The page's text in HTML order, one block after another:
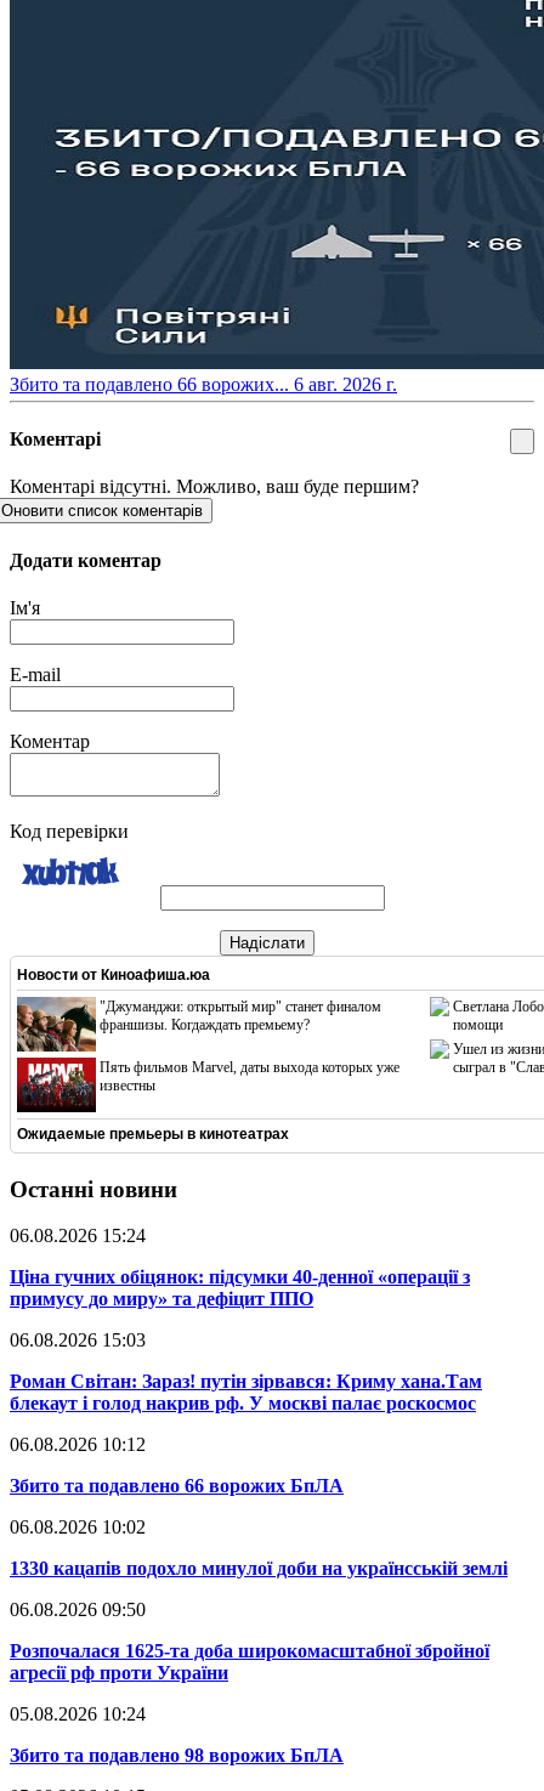
​Збито та подавлено 66 ворожих... 6 авг. 2026 г.
Коментарі
Коментарі відсутні. Можливо, ваш буде першим?
Оновити список коментарів
Додати коментар
Ім'я
E-mail
Коментар
Код перевірки
Надіслати
Новости от Киноафиша.юа
"Джуманджи: открытый мир" станет финалом
франшизы. Когдаждать премьему?
Пять фильмов Marvel, даты выхода которых уже
известны
Светлана
помощи
Ушел из жизни
сыграл в
Ожидаемые премьеры в кинотеатрах
Останні новини
06.08.2026 15:24
​Ціна гучних обіцянок: підсумки 40-денної «операції з
примусу до миру» та дефіцит ППО
06.08.2026 15:03
​Роман Світан: Зараз! путін зірвався: Криму хана.Там
блекаут і голод накрив рф. У москві палає роскосмос
06.08.2026 10:12
​Збито та подавлено 66 ворожих БпЛА
06.08.2026 10:02
​1330 кацапів подохло минулої доби на українсській землі
06.08.2026 09:50
​Розпочалася 1625-та доба широкомасштабної збройної
агресії рф проти України
05.08.2026 10:24
​Збито та подавлено 98 ворожих БпЛА